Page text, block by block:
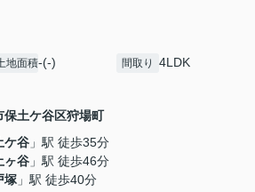
地面積-(-) 間取り 4LDK
保土ケ谷区狩場町
ケ谷 」駅 徒歩35分
ヶ谷 」駅 徒歩46分
塚 」駅 徒歩40分